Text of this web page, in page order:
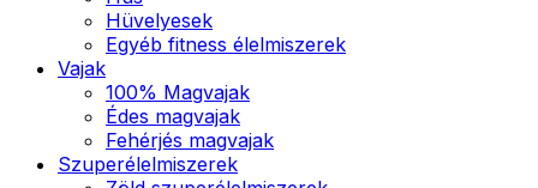
Hüvelyesek
Egyéb fitness élelmiszerek
Vajak
100% Magvajak
Édes magvajak
Fehérjés magvajak
Szuperélelmiszerek